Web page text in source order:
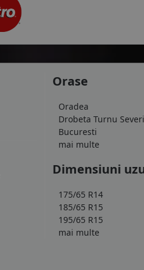
Orase
Oradea
Drobeta Turnu
Bucuresti
mai multe
Dimensiuni
175/65 R14
185/65 R15
195/65 R15
mai multe